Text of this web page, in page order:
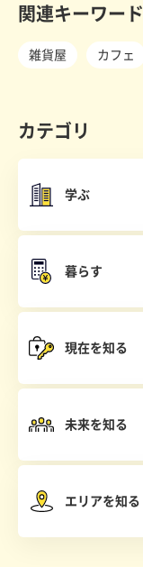
関連キーワード
雑貨屋 カフェ
カテゴリ
学ぶ
暮らす
現在を知る
未来を知る
エリアを知る